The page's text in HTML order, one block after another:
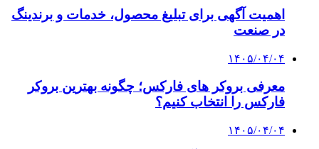
اهمیت آگهی برای تبلیغ محصول، خدمات و برندینگ
در صنعت
۱۴۰۵/۰۴/۰۴
معرفی بروکر های فارکس؛ چگونه بهترین بروکر
فارکس را انتخاب کنیم؟
۱۴۰۵/۰۴/۰۴